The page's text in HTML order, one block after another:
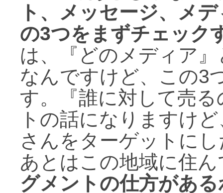
ト、メッセージ、メ
の3つをまずチェック
は、『どのメディア
なんですけど、この3
す。『誰に対して売
トの話になりますけ
さんをターゲットに
あとはこの地域に住
グメントの仕方があ